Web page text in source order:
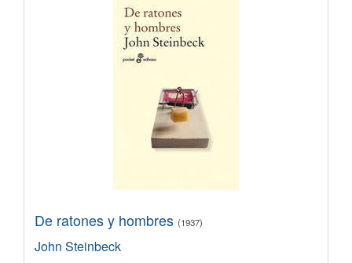
De ratones y hombres (1937)
John Steinbeck